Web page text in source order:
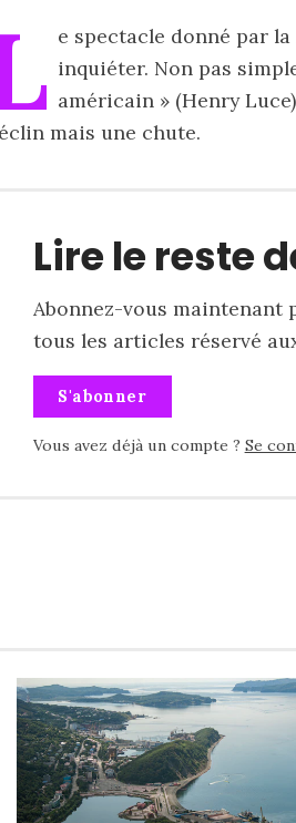
e spectacle donné par
inquiéter. Non pas
américain » (Henry
mais une chute.
Lire le reste
Abonnez-vous
tous les articles réservé
S'abonner
Vous avez déjà un compte ? Se